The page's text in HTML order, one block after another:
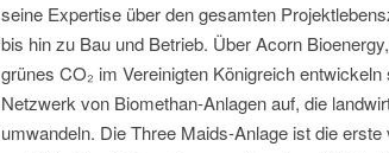
seine Expertise über den gesamten
bis hin zu Bau und Betrieb. Über Acorn
grünes CO₂ im Vereinigten Königreich
Netzwerk von Biomethan-Anlagen auf, die
umwandeln. Die Three Maids-Anlage ist die